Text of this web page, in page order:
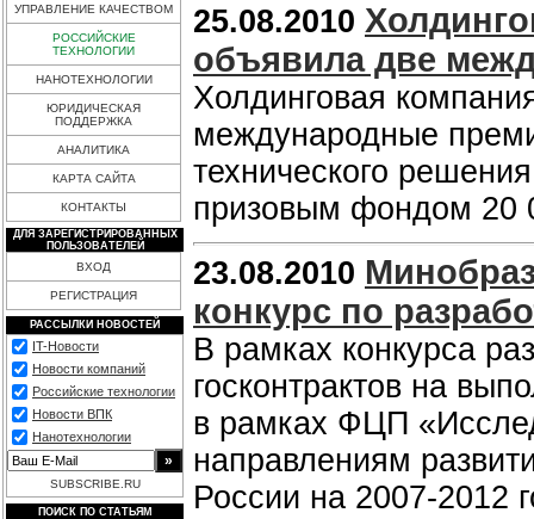
УПРАВЛЕНИЕ КАЧЕСТВОМ
РОССИЙСКИЕ
ТЕХНОЛОГИИ
НАНОТЕХНОЛОГИИ
ЮРИДИЧЕСКАЯ
ПОДДЕРЖКА
АНАЛИТИКА
КАРТА САЙТА
КОНТАКТЫ
ДЛЯ ЗАРЕГИСТРИРОВАННЫХ
ПОЛЬЗОВАТЕЛЕЙ
ВХОД
РЕГИСТРАЦИЯ
РАССЫЛКИ НОВОСТЕЙ
IT-Новости
Новости компаний
Российские технологии
Новости ВПК
Нанотехнологии
SUBSCRIBE.RU
ПОИСК ПО СТАТЬЯМ
25.08.2010
объявила две
Холдинговая
международные
технического
призовым фондом
23.08.2010
конкурс по
В рамках конкурса
госконтрактов на
в рамках ФЦП
направлениям
России на 2007-2012